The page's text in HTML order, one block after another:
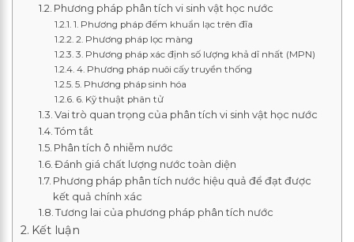
Phương pháp phân tích vi sinh vật học nước
1. Phương pháp đếm khuẩn lạc trên đĩa
2. Phương pháp lọc màng
3. Phương pháp xác định số lượng khả dĩ nhất (MPN)
4. Phương pháp nuôi cấy truyền thống
5. Phương pháp sinh hóa
6. Kỹ thuật phân tử
Vai trò quan trọng của phân tích vi sinh vật học nước
Tóm tắt
Phân tích ô nhiễm nước
Đánh giá chất lượng nước toàn diện
Phương pháp phân tích nước hiệu quả để đạt được
kết quả chính xác
Tương lai của phương pháp phân tích nước
Kết luận